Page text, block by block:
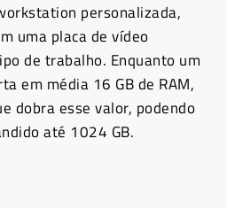
personalizada,
uma placa de vídeo
de trabalho. Enquanto um
em média 16 GB de RAM,
dobra esse valor, podendo
até 1024 GB.